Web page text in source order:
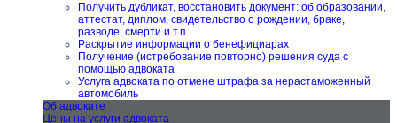
Получить дубликат, восстановить документ: об образовании,
аттестат, диплом, свидетельство о рождении, браке,
разводе, смерти и т.п
Раскрытие информации о бенефициарах
Получение (истребование повторно) решения суда с
помощью адвоката
Услуга адвоката по отмене штрафа за нерастаможенный
автомобиль
Об адвокате
Цены на услуги адвоката